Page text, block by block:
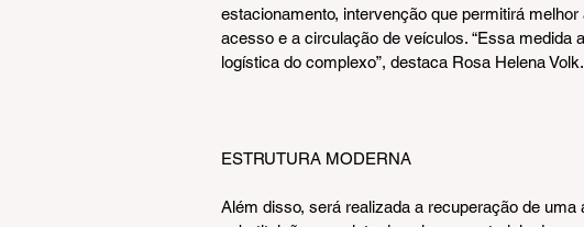
estacionamento, intervenção que permitirá
acesso e a circulação de veículos. “Essa medida
logística do complexo”, destaca Rosa Helena Volk.
ESTRUTURA MODERNA
Além disso, será realizada a recuperação de